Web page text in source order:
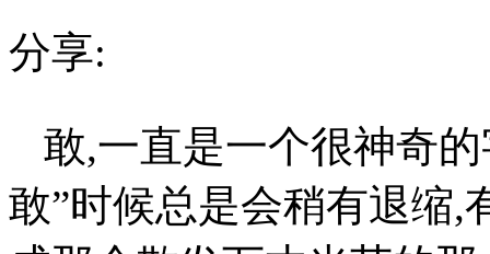
分享:
一
个
敢,一直是一个很神奇
敢”时候总是会稍有退缩,